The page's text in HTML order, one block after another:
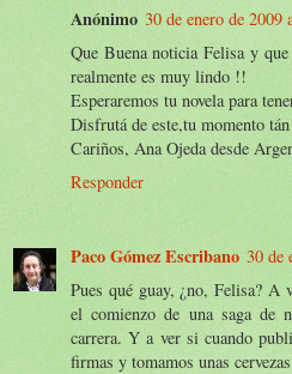
Anónimo 30 de enero de 2009
Que Buena noticia Felisa y
realmente es muy lindo !!
Esperaremos tu novela para
Disfrutá de este,tu momento
Cariños, Ana Ojeda desde
Responder
Paco Gómez Escribano 30 de
Pues qué guay, ¿no, Felisa? A
el comienzo de una saga de
carrera. Y a ver si cuando
firmas y tomamos unas